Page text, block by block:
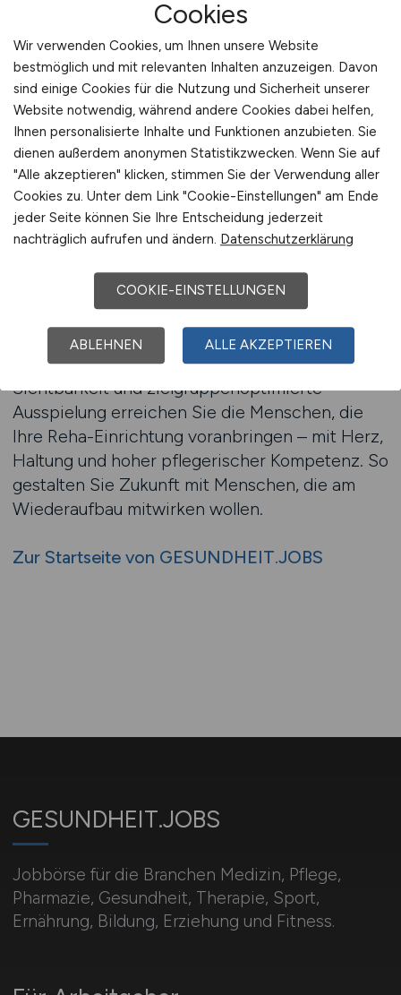
überzeugt genau die Pflegefachpersonen, die
auf Augenhöhe mit therapeutischen
Berufsgruppen agieren wollen.
Beratung anfordern
Pflege-Recruiting für
neurologische Reha-Teams
GESUNDHEIT.JOBS ist Ihr Partner beim
nachhaltigen Aufbau eines starken Teams in der
neurologischen Rehabilitation. Durch fachlich
fokussierte Stellenanzeigen, dauerhafte
Sichtbarkeit und zielgruppenoptimierte
Ausspielung erreichen Sie die Menschen, die
Ihre Reha-Einrichtung voranbringen – mit Herz,
Haltung und hoher pflegerischer Kompetenz. So
gestalten Sie Zukunft mit Menschen, die am
Wiederaufbau mitwirken wollen.
Zur Startseite von GESUNDHEIT.JOBS
GESUNDHEIT.JOBS
Jobbörse für die Branchen Medizin, Pflege,
Pharmazie, Gesundheit, Therapie, Sport,
Ernährung, Bildung, Erziehung und Fitness.
Cookies
Wir verwenden Cookies, um Ihnen unsere Website
bestmöglich und mit relevanten Inhalten anzuzeigen. Davon
sind einige Cookies für die Nutzung und Sicherheit unserer
Website notwendig, während andere Cookies dabei helfen,
Ihnen personalisierte Inhalte und Funktionen anzubieten. Sie
dienen außerdem anonymen Statistikzwecken. Wenn Sie auf
"Alle akzeptieren" klicken, stimmen Sie der Verwendung aller
Cookies zu. Unter dem Link "Cookie-Einstellungen" am Ende
jeder Seite können Sie Ihre Entscheidung jederzeit
nachträglich aufrufen und ändern. Datenschutzerklärung
COOKIE-EINSTELLUNGEN
ABLEHNEN ALLE AKZEPTIEREN